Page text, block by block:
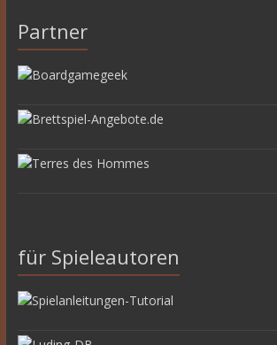
Partner
für Spieleautoren